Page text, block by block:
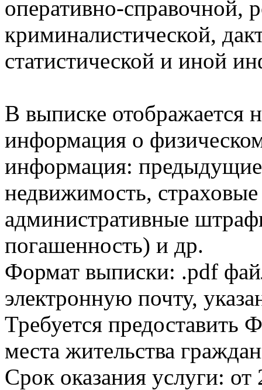
оперативно-справочной,
криминалистической,
статистической и иной
В выписке отображается
информация о
информация:
недвижимость,
административные
погашенность) и др.
Формат выписки: .pdf
электронную почту,
Требуется
места жительства
Срок оказания услуги: от